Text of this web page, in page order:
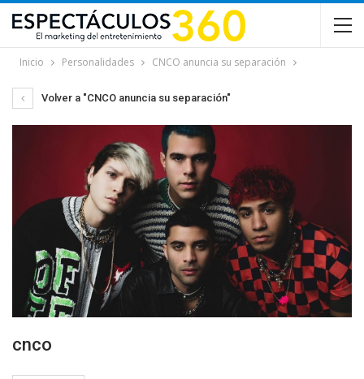
Inicio Personalidades CNCO anuncia su separación
Volver a "CNCO anuncia su separación"
cnco